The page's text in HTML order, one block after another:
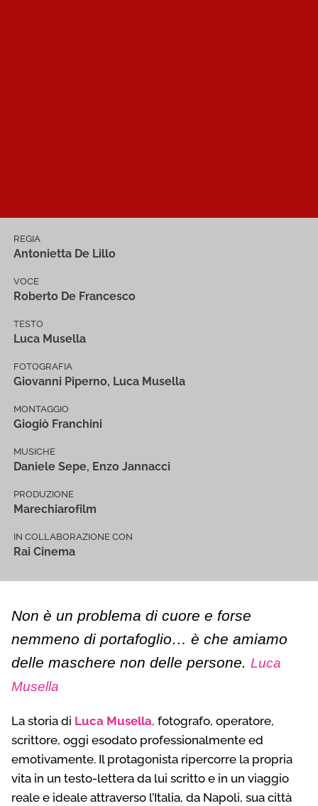
REGIA
Antonietta De Lillo
VOCE
Roberto De Francesco
TESTO
Luca Musella
FOTOGRAFIA
Giovanni Piperno, Luca Musella
MONTAGGIO
Giogiò Franchini
MUSICHE
Daniele Sepe, Enzo Jannacci
PRODUZIONE
Marechiarofilm
IN COLLABORAZIONE CON
Rai Cinema
Non è un problema di cuore e forse
nemmeno di portafoglio… è che amiamo
delle maschere non delle persone. Luca
Musella
La storia di Luca Musella, fotografo, operatore,
scrittore, oggi esodato professionalmente ed
emotivamente. Il protagonista ripercorre la propria
vita in un testo-lettera da lui scritto e in un viaggio
reale e ideale attraverso l’Italia, da Napoli, sua città